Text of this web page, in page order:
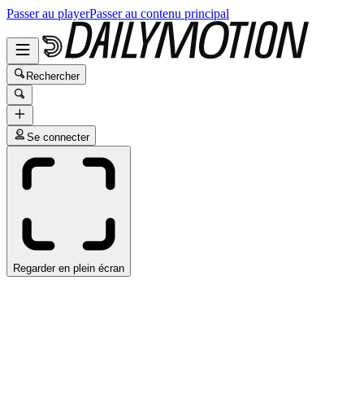
Passer au playerPasser au contenu principal
Rechercher
Se connecter
Regarder en plein écran